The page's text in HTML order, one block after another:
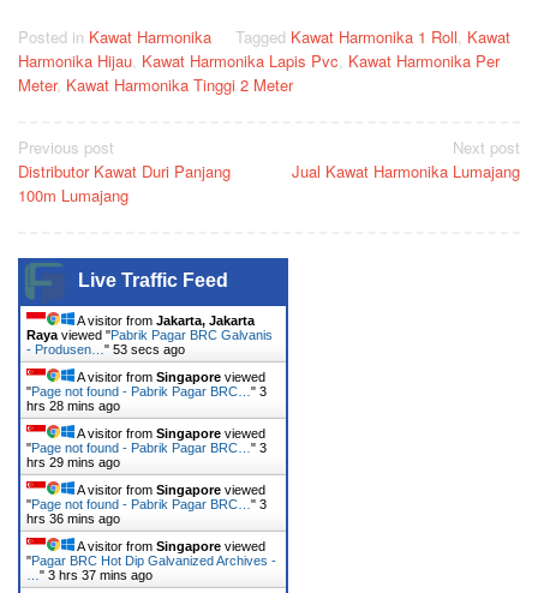
Posted in Kawat Harmonika Tagged Kawat Harmonika 1 Roll, Kawat
Harmonika Hijau, Kawat Harmonika Lapis Pvc, Kawat Harmonika Per
Meter, Kawat Harmonika Tinggi 2 Meter
Post
navigation
Previous post
Distributor Kawat Duri Panjang
100m Lumajang
Next post
Jual Kawat Harmonika Lumajang
Live Traffic Feed
A visitor from Jakarta, Jakarta
Raya viewed "Pabrik Pagar BRC Galvanis
- Produsen… " 54 secs ago
A visitor from Singapore viewed
"Page not found - Pabrik Pagar BRC… " 3
hrs 28 mins ago
A visitor from Singapore viewed
"Page not found - Pabrik Pagar BRC… " 3
hrs 29 mins ago
A visitor from Singapore viewed
"Page not found - Pabrik Pagar BRC… " 3
hrs 36 mins ago
A visitor from Singapore viewed
"Pagar BRC Hot Dip Galvanized Archives -
" 3 hrs 37 mins ago